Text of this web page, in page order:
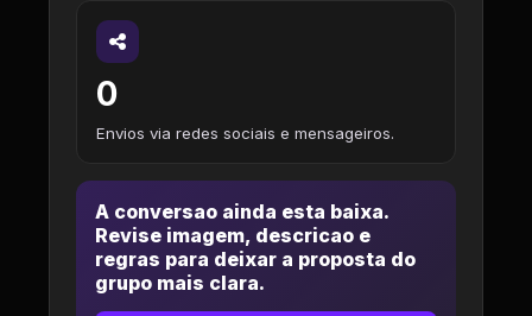
0
Envios via redes sociais e mensageiros.
A conversao ainda esta baixa.
Revise imagem, descricao e
regras para deixar a proposta do
grupo mais clara.